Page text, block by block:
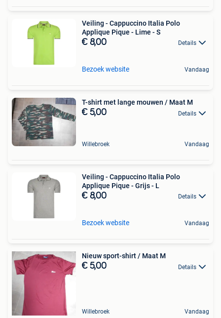
Veiling - Cappuccino Italia Polo
Applique Pique - Lime - S
€ 8,00 Details
Bezoek website Vandaag
T-shirt met lange mouwen / Maat M
€ 5,00 Details
Willebroek Vandaag
Veiling - Cappuccino Italia Polo
Applique Pique - Grijs - L
€ 8,00 Details
Bezoek website Vandaag
Nieuw sport-shirt / Maat M
€ 5,00 Details
Willebroek Vandaag